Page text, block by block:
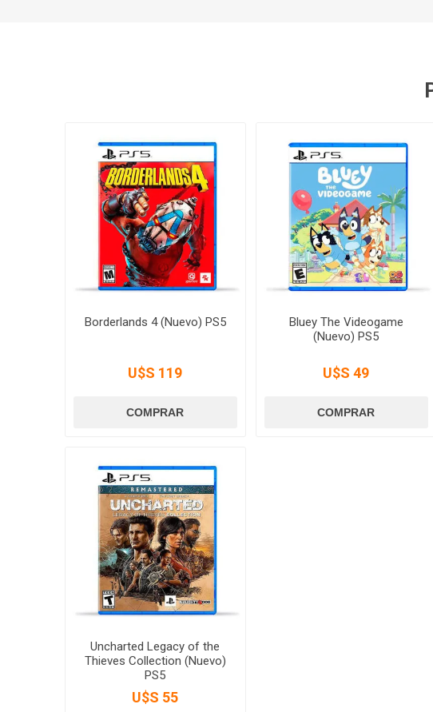
Borderlands 4 (Nuevo) PS5
U$S 119
Bluey The Videogame
(Nuevo) PS5
U$S 49
Uncharted Legacy of the
Thieves Collection (Nuevo)
PS5
U$S 55